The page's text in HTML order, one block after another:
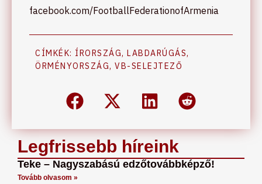
Legfrissebb híreink
Teke – Nagyszabású edzőtovábbképző!
Tovább olvasom »
facebook.com/FootballFederationofArmenia
CÍMKÉK: ÍRORSZÁG, LABDARÚGÁS,
ÖRMÉNYORSZÁG, VB-SELEJTEZŐ